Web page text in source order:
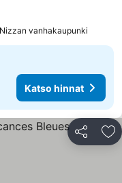
vanhakaupunki
Katso hinnat
Jaa